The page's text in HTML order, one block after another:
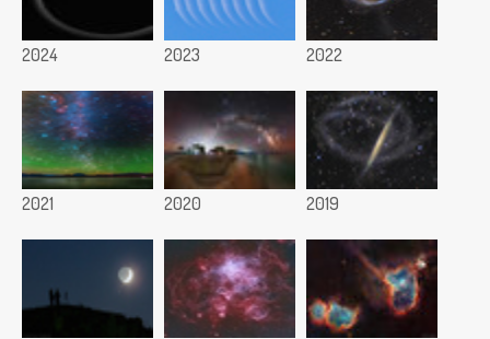
2024 2023 2022
2021 2020 2019